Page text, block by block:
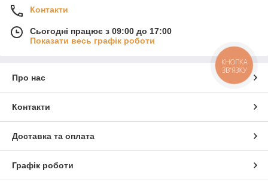
Контакти
Сьогодні працює з 09:00 до 17:00
Показати весь графік роботи
Про нас
Контакти
Доставка та оплата
Графік роботи
КНОПКА
ЗВ'ЯЗКУ